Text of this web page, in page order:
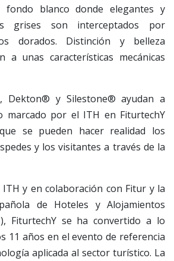
fondo blanco donde elegantes y
grises son interceptados por
dorados. Distinción y belleza
a unas características mecánicas
Dekton® y Silestone® ayudan a
marcado por el ITH en FiturtechY
se pueden hacer realidad los
y los visitantes a través de la
y en colaboración con Fitur y la
de Hoteles y Alojamientos
FiturtechY se ha convertido a lo
11 años en el evento de referencia
aplicada al sector turístico. La